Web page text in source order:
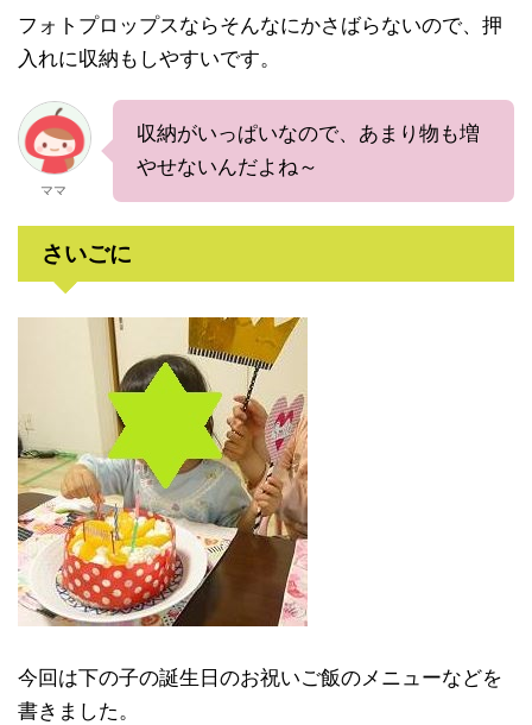
フォトプロップスならそんなにかさばらないので、押
入れに収納もしやすいです。
ママ
収納がいっぱいなので、あまり物も増
やせないんだよね～
さいごに
今回は下の子の誕生日のお祝いご飯のメニューなどを
書きました。